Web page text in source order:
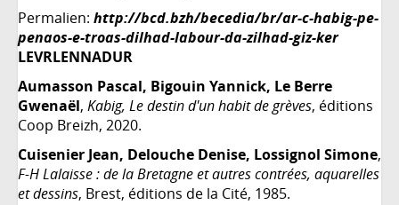
Permalien: http://bcd.bzh/becedia/br/ar-c-habig-pe-
penaos-e-troas-dilhad-labour-da-zilhad-giz-ker
LEVRLENNADUR
Aumasson Pascal, Bigouin Yannick, Le Berre
Gwenaël, Kabig, Le destin d'un habit de grèves, éditions
Coop Breizh, 2020.
Cuisenier Jean, Delouche Denise, Lossignol Simone,
F-H Lalaisse : de la Bretagne et autres contrées, aquarelles
et dessins, Brest, éditions de la Cité, 1985.